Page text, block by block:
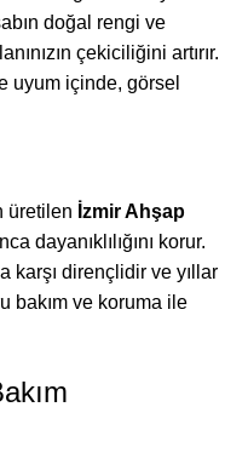
doğal rengi ve
çekiciliğini artırır.
uyum içinde, görsel
üretilen İzmir Ahşap
dayanıklılığını korur.
karşı dirençlidir ve yıllar
bakım ve koruma ile